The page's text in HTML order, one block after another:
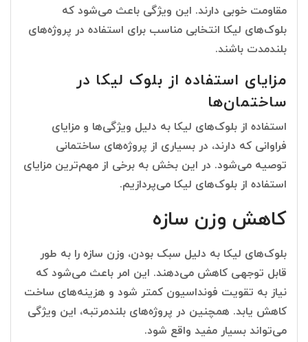
مقاومت خوبی دارند. این ویژگی باعث می‌شود که
بلوک‌های لیکا انتخابی مناسب برای استفاده در پروژه‌های
بلندمدت باشند.
مزایای استفاده از بلوک لیکا در
ساختمان‌ها
استفاده از بلوک‌های لیکا به دلیل ویژگی‌ها و مزایای
فراوانی که دارند، در بسیاری از پروژه‌های ساختمانی
توصیه می‌شود. در این بخش به برخی از مهم‌ترین مزایای
استفاده از بلوک‌های لیکا می‌پردازیم.
کاهش وزن سازه
بلوک‌های لیکا به دلیل سبک بودن، وزن سازه را به طور
قابل توجهی کاهش می‌دهند. این امر باعث می‌شود که
نیاز به تقویت فونداسیون کمتر شود و هزینه‌های ساخت
کاهش یابد. همچنین در پروژه‌های بلندمرتبه، این ویژگی
می‌تواند بسیار مفید واقع شود.